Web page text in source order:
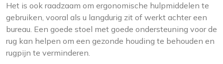
Het is ook raadzaam om ergonomische hulpmiddelen te
gebruiken, vooral als u langdurig zit of werkt achter een
bureau. Een goede stoel met goede ondersteuning voor de
rug kan helpen om een ​​gezonde houding te behouden en
rugpijn te verminderen.